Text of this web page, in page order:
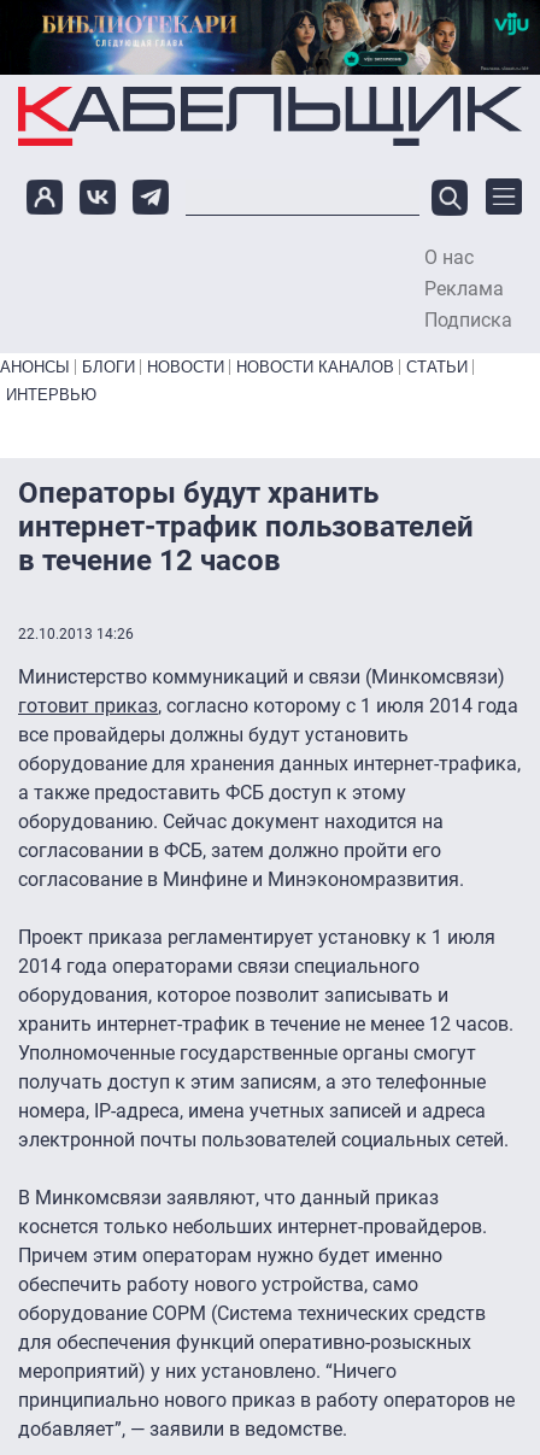
Перейти к основному содержанию
О нас
Реклама
Подписка
Primary links bottom
АНОНСЫ БЛОГИ НОВОСТИ НОВОСТИ КАНАЛОВ
СТАТЬИ
ИНТЕРВЬЮ
Операторы будут хранить
интернет-трафик пользователей
в течение 12 часов
22.10.2013 14:26
Министерство коммуникаций и связи (Минкомсвязи)
готовит приказ, согласно которому с 1 июля 2014 года
все провайдеры должны будут установить
оборудование для хранения данных интернет-трафика,
а также предоставить ФСБ доступ к этому
оборудованию. Сейчас документ находится на
согласовании в ФСБ, затем должно пройти его
согласование в Минфине и Минэкономразвития.
Проект приказа регламентирует установку к 1 июля
2014 года операторами связи специального
оборудования, которое позволит записывать и
хранить интернет-трафик в течение не менее 12 часов.
Уполномоченные государственные органы смогут
получать доступ к этим записям, а это телефонные
номера, IP-адреса, имена учетных записей и адреса
электронной почты пользователей социальных сетей.
В Минкомсвязи заявляют, что данный приказ
коснется только небольших интернет-провайдеров.
Причем этим операторам нужно будет именно
обеспечить работу нового устройства, само
оборудование СОРМ (Система технических средств
для обеспечения функций оперативно-рoзыскных
мероприятий) у них установлено. “Ничего
принципиально нового приказ в работу операторов не
добавляет”, — заявили в ведомстве.